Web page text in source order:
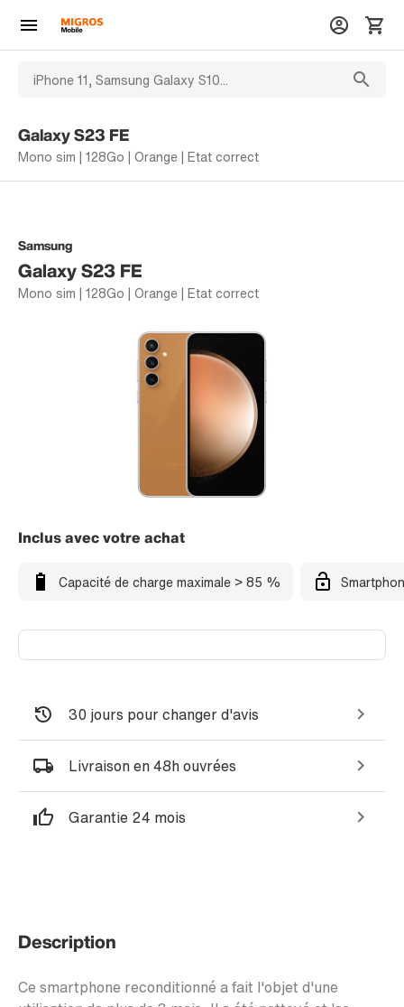
Galaxy S23 FE
Mono sim | 128Go | Orange | Etat correct
Samsung
Galaxy S23 FE
Mono sim | 128Go | Orange | Etat correct
Inclus avec votre achat
Capacité de charge maximale > 85 %
30 jours pour changer d'avis
Livraison en 48h ouvrées
Garantie 24 mois
Description
Ce smartphone reconditionné a fait l'objet d'une